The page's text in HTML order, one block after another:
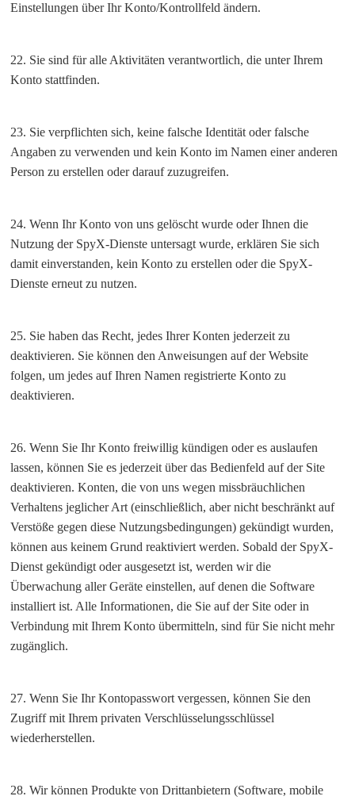
Einstellungen über Ihr Konto/Kontrollfeld ändern.
22. Sie sind für alle Aktivitäten verantwortlich, die unter Ihrem
Konto stattfinden.
23. Sie verpflichten sich, keine falsche Identität oder falsche
Angaben zu verwenden und kein Konto im Namen einer anderen
Person zu erstellen oder darauf zuzugreifen.
24. Wenn Ihr Konto von uns gelöscht wurde oder Ihnen die
Nutzung der SpyX-Dienste untersagt wurde, erklären Sie sich
damit einverstanden, kein Konto zu erstellen oder die SpyX-
Dienste erneut zu nutzen.
25. Sie haben das Recht, jedes Ihrer Konten jederzeit zu
deaktivieren. Sie können den Anweisungen auf der Website
folgen, um jedes auf Ihren Namen registrierte Konto zu
deaktivieren.
26. Wenn Sie Ihr Konto freiwillig kündigen oder es auslaufen
lassen, können Sie es jederzeit über das Bedienfeld auf der Site
deaktivieren. Konten, die von uns wegen missbräuchlichen
Verhaltens jeglicher Art (einschließlich, aber nicht beschränkt auf
Verstöße gegen diese Nutzungsbedingungen) gekündigt wurden,
können aus keinem Grund reaktiviert werden. Sobald der SpyX-
Dienst gekündigt oder ausgesetzt ist, werden wir die
Überwachung aller Geräte einstellen, auf denen die Software
installiert ist. Alle Informationen, die Sie auf der Site oder in
Verbindung mit Ihrem Konto übermitteln, sind für Sie nicht mehr
zugänglich.
27. Wenn Sie Ihr Kontopasswort vergessen, können Sie den
Zugriff mit Ihrem privaten Verschlüsselungsschlüssel
wiederherstellen.
28. Wir können Produkte von Drittanbietern (Software, mobile